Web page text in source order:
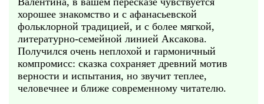
хорошее знакомство и с афанасьевской
фольклорной традицией, и с более мягкой,
литературно-семейной линией Аксакова.
Получился очень неплохой и гармоничный
компромисс: сказка сохраняет древний мотив
верности и испытания, но звучит теплее,
человечнее и ближе современному читателю.